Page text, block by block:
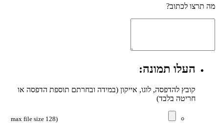
מה תרצו לכתוב?
העלו תמונה:
קובץ להדפסה, לוגו, אייקון (במידה ובחרתם תוספת הדפסה או
חריטה בלבד)
(max file size 128